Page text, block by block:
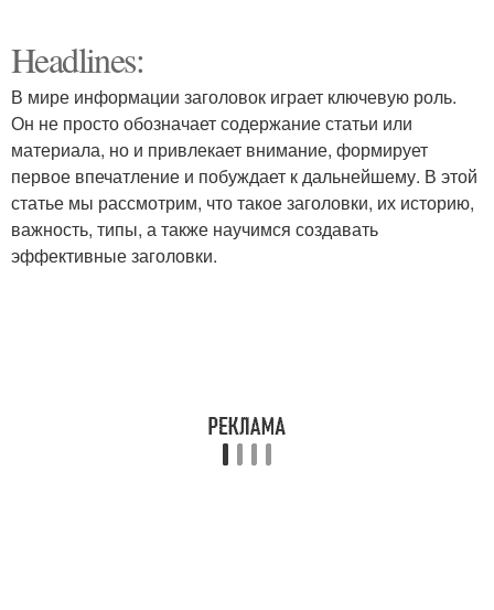
Headlines:
В мире информации заголовок играет ключевую роль.
Он не просто обозначает содержание статьи или
материала, но и привлекает внимание, формирует
первое впечатление и побуждает к дальнейшему. В этой
статье мы рассмотрим, что такое заголовки, их историю,
важность, типы, а также научимся создавать
эффективные заголовки.